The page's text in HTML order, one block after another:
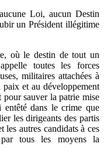
Loi, aucun Destin
un Président illégitime
où le destin de tout un
toutes les forces
militaires attachées à
et au développement
pour sauver la patrie mise
dans le crime que
les dirigeants des partis
autres candidats à ces
par tous les moyens la